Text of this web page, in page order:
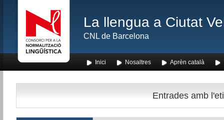
La llengua a Ciutat
CNL de Barcelona
Inici Nosaltres Aprèn català
Entrades amb